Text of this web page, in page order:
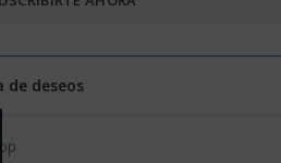
de deseos